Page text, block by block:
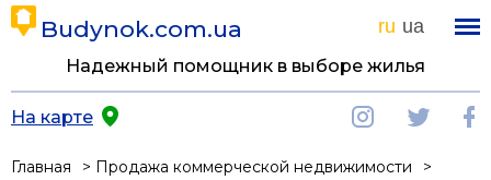
Budynok.com.ua ru ua
Надежный помощник в выборе жилья
На карте
Главная
Продажа коммерческой недвижимости